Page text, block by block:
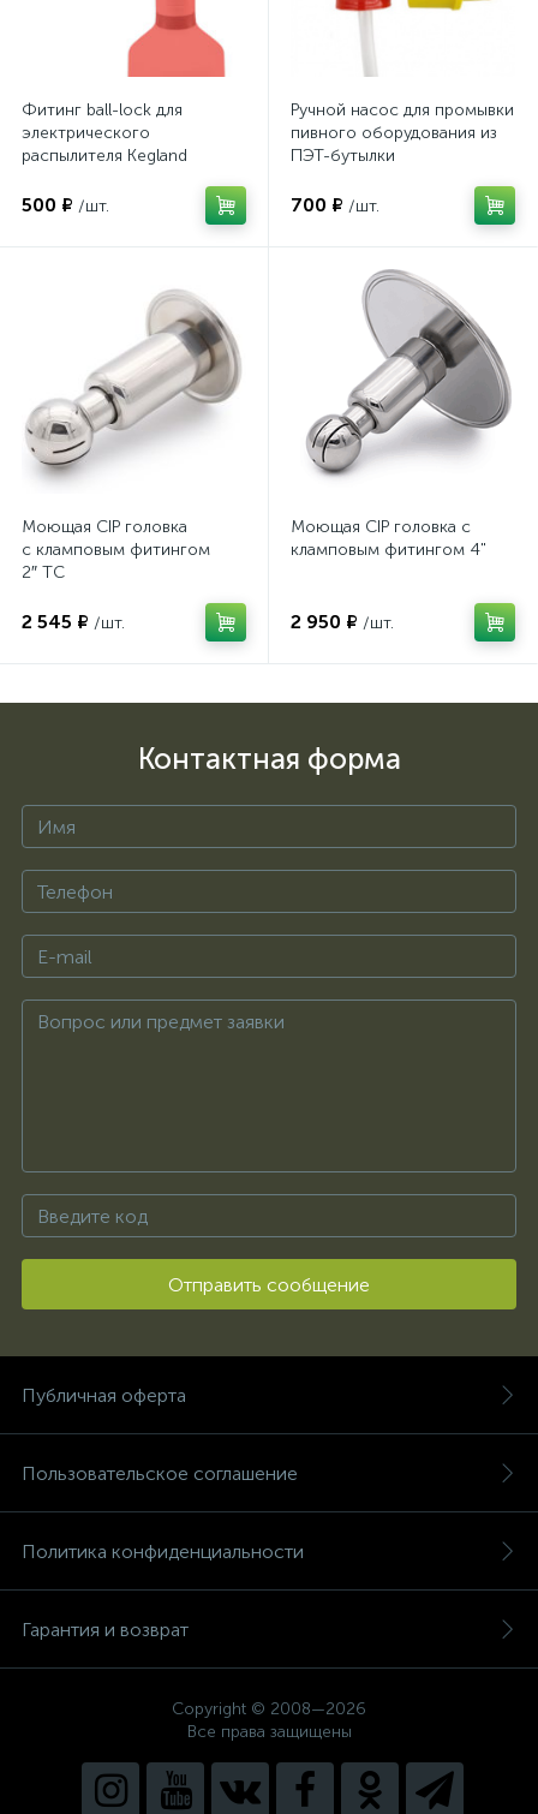
Фитинг ball-lock для
электрического
распылителя Kegland
500 ₽ /шт.
Ручной насос для промывки
пивного оборудования из
ПЭТ-бутылки
700 ₽ /шт.
Моющая CIP головка
с кламповым фитингом
2″ TC
2 545 ₽ /шт.
Моющая CIP головка с
кламповым фитингом 4"
2 950 ₽ /шт.
Контактная форма
Отправить сообщение
Публичная оферта
Пользовательское соглашение
Политика конфиденциальности
Гарантия и возврат
Copyright © 2008—2026
Все права защищены